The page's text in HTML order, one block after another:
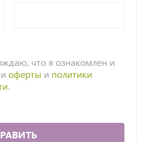
что я ознакомлен и
оферты и политики
.